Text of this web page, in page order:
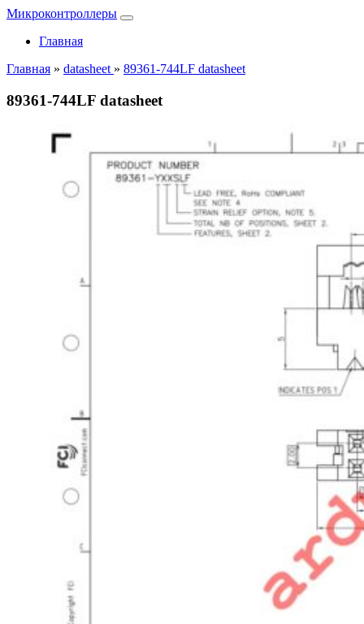
Микроконтроллеры
Главная
Главная » datasheet » 89361-744LF datasheet
89361-744LF datasheet